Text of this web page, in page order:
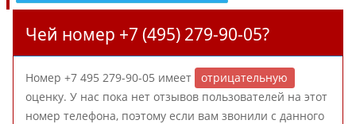
Чей номер +7 (495) 279-90-05?
Номер +7 495 279-90-05 имеет
отрицательную
оценку. У нас пока нет отзывов пользователей на этот
номер телефона, поэтому если вам звонили с данного